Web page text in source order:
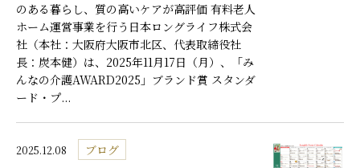
のある暮らし、質の高いケアが高評価 有料老人
ホーム運営事業を行う日本ロングライフ株式会
社（本社：大阪府大阪市北区、代表取締役社
長：炭本健）は、2025年11月17日（月）、「み
んなの介護AWARD2025」ブランド賞 スタンダ
ード・プ...
2025.12.08 ブログ